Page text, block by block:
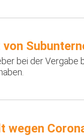
bei der Vergabe
wegen